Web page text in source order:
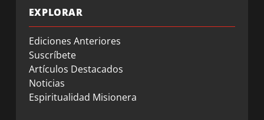
EXPLORAR
Ediciones Anteriores
Suscríbete
Artículos Destacados
Noticias
Espiritualidad Misionera